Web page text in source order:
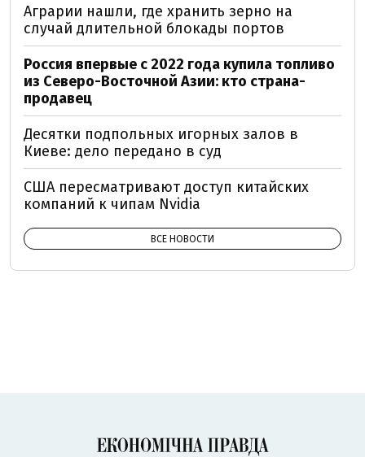
Аграрии нашли, где хранить зерно на
случай длительной блокады портов
Россия впервые с 2022 года купила топливо
из Северо-Восточной Азии: кто страна-
продавец
Десятки подпольных игорных залов в
Киеве: дело передано в суд
США пересматривают доступ китайских
компаний к чипам Nvidia
ВСЕ НОВОСТИ